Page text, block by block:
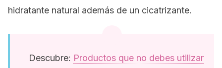
hidratante natural además de un cicatrizante.
Descubre: Productos que no debes utilizar